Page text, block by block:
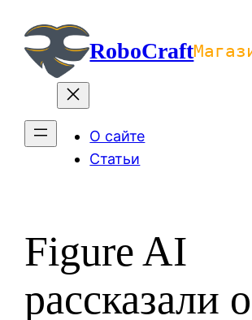
содержимомуRoboCraft
О сайте
Статьи
Figure AI
рассказали о